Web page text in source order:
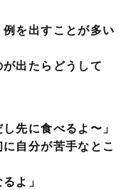
を出すことが多い
出たらどうして
先に食べるよ〜」
自分が苦手なとこ
よ」